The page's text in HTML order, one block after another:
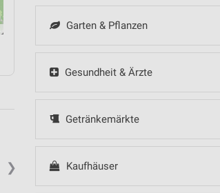
Garten & Pflanzen
Gesundheit & Ärzte
Getränkemärkte
Kaufhäuser
❯